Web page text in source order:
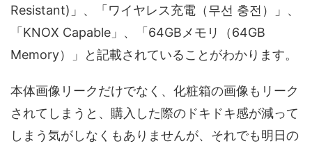
Resistant)」、「ワイヤレス充電（무선 충전）」、
「KNOX Capable」、「64GBメモリ（64GB
Memory）」と記載されていることがわかります。
本体画像リークだけでなく、化粧箱の画像もリーク
されてしまうと、購入した際のドキドキ感が減って
しまう気がしなくもありませんが、それでも明日の